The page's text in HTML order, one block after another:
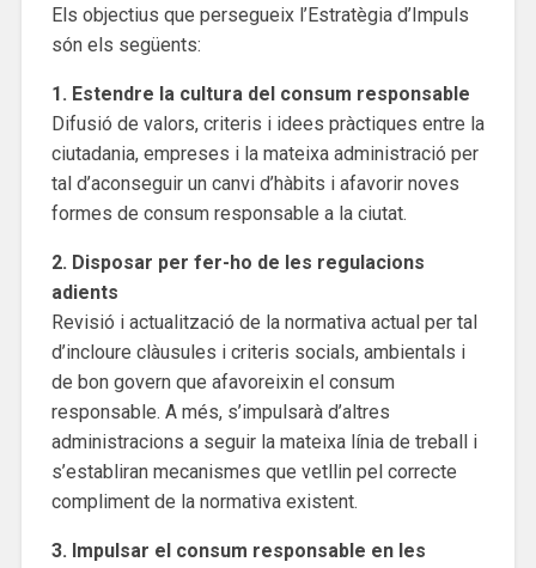
Els objectius que persegueix l’Estratègia d’Impuls
són els següents:
1. Estendre la cultura del consum responsable
Difusió de valors, criteris i idees pràctiques entre la
ciutadania, empreses i la mateixa administració per
tal d’aconseguir un canvi d’hàbits i afavorir noves
formes de consum responsable a la ciutat.
2. Disposar per fer-ho de les regulacions
adients
Revisió i actualització de la normativa actual per tal
d’incloure clàusules i criteris socials, ambientals i
de bon govern que afavoreixin el consum
responsable. A més, s’impulsarà d’altres
administracions a seguir la mateixa línia de treball i
s’establiran mecanismes que vetllin pel correcte
compliment de la normativa existent.
3. Impulsar el consum responsable en les